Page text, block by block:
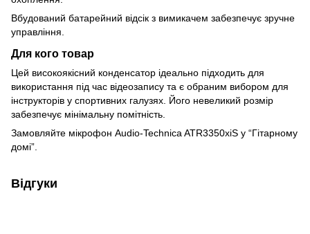
Вбудований батарейний відсік з вимикачем забезпечує зручне
управління.
Для кого товар
Цей високоякісний конденсатор ідеально підходить для
використання під час відеозапису та є обраним вибором для
інструкторів у спортивних галузях. Його невеликий розмір
забезпечує мінімальну помітність.
Замовляйте мікрофон Audio-Technica ATR3350xiS у “Гітарному
домі”.
Відгуки